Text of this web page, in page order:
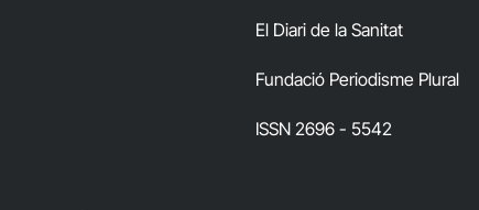
El Diari de la Sanitat
Fundació Periodisme Plural
ISSN 2696 - 5542